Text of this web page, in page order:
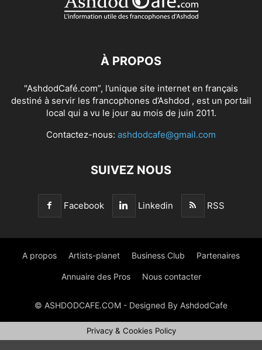
À PROPOS
"AshdodCafé.com”, l’unique site internet en français
destiné à servir les francophones d’Ashdod , est un portail
local qui a vu le jour au mois de juin 2011.
Contactez-nous: ashdodcafe@gmail.com
SUIVEZ NOUS
Facebook Linkedin RSS
A propos Artists-planet Business Club Partenaires
Annuaire des Pros Nous contacter
© ASHDODCAFE.COM - Designed By AshdodCafe
Privacy & Cookies Policy